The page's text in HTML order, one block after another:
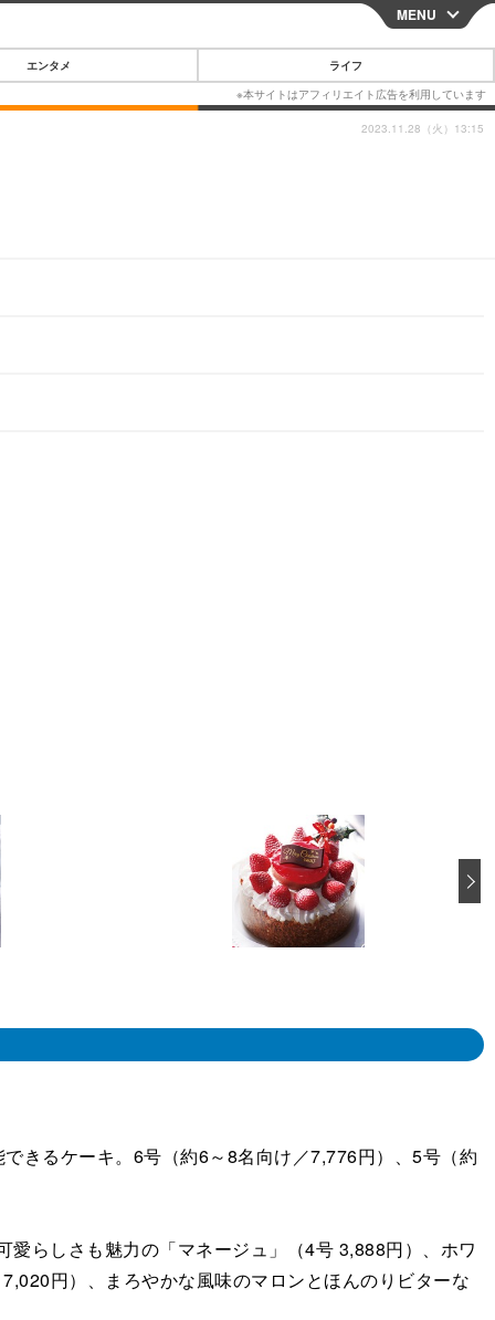
CLOSE
MENU
エンタメ ライフ
2023.11.28（火）13:15
きるケーキ。6号（約6～8名向け／7,776円）、5号（約
らしさも魅力の「マネージュ」（4号 3,888円）、ホワ
円）、まろやかな風味のマロンとほんのりビターな